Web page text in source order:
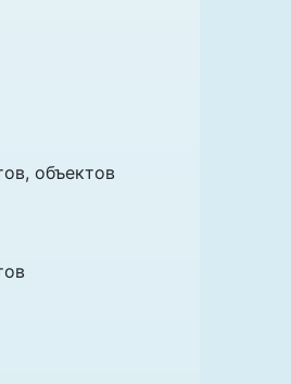
объектов